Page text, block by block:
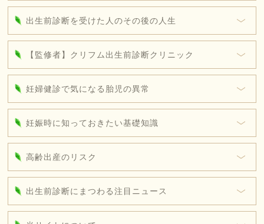
出生前診断を受けた人のその後の人生
【監修者】クリフム出生前診断クリニック
妊婦健診で気になる胎児の異常
妊娠時に知っておきたい基礎知識
高齢出産のリスク
出生前診断にまつわる注目ニュース